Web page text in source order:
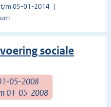
t/m 05-01-2014
sociale
05-2008
01-05-2008